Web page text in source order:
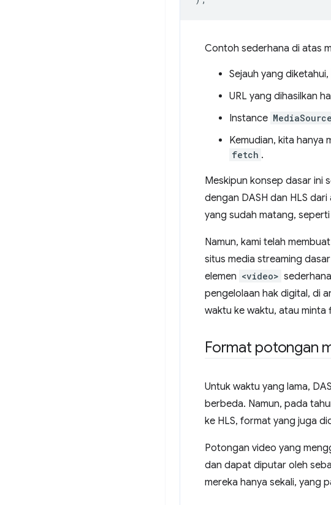
Contoh sederhana di atas
Sejauh yang diketahui,
URL yang dihasilkan
Instance MediaSource
Kemudian, kita hanya
fetch .
Meskipun konsep dasar ini
dengan DASH dan HLS
yang sudah matang, seperti
Namun, kami telah
situs media streaming
elemen <video>
pengelolaan hak digital, di
waktu ke waktu, atau minta
Format potongan
Untuk waktu yang lama,
berbeda. Namun, pada
ke HLS, format yang juga
Potongan video yang
dan dapat diputar oleh
mereka hanya sekali, yang